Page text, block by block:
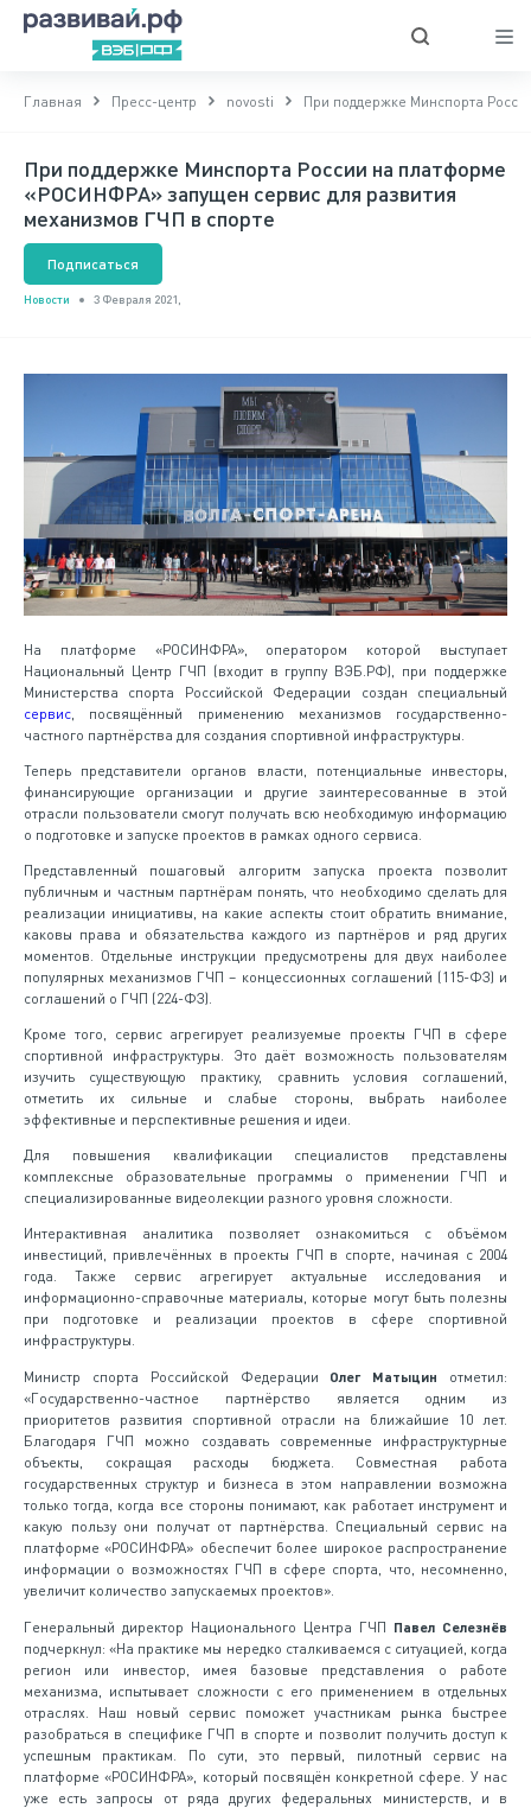
Главная Пресс-центр novosti При поддержке Минспорта
При поддержке Минспорта России на платформе
«РОСИНФРА» запущен сервис для развития
механизмов ГЧП в спорте
Подписаться
Новости 3 Февраля 2021,
На платформе «РОСИНФРА», оператором которой выступает
Национальный Центр ГЧП (входит в группу ВЭБ.РФ), при поддержке
Министерства спорта Российской Федерации создан специальный
сервис, посвящённый применению механизмов государственно-
частного партнёрства для создания спортивной инфраструктуры.
Теперь представители органов власти, потенциальные инвесторы,
финансирующие организации и другие заинтересованные в этой
отрасли пользователи смогут получать всю необходимую информацию
о подготовке и запуске проектов в рамках одного сервиса.
Представленный пошаговый алгоритм запуска проекта позволит
публичным и частным партнёрам понять, что необходимо сделать для
реализации инициативы, на какие аспекты стоит обратить внимание,
каковы права и обязательства каждого из партнёров и ряд других
моментов. Отдельные инструкции предусмотрены для двух наиболее
популярных механизмов ГЧП – концессионных соглашений (115-ФЗ) и
соглашений о ГЧП (224-ФЗ).
Кроме того, сервис агрегирует реализуемые проекты ГЧП в сфере
спортивной инфраструктуры. Это даёт возможность пользователям
изучить существующую практику, сравнить условия соглашений,
отметить их сильные и слабые стороны, выбрать наиболее
эффективные и перспективные решения и идеи.
Для повышения квалификации специалистов представлены
комплексные образовательные программы о применении ГЧП и
специализированные видеолекции разного уровня сложности.
Интерактивная аналитика позволяет ознакомиться с объёмом
инвестиций, привлечённых в проекты ГЧП в спорте, начиная с 2004
года. Также сервис агрегирует актуальные исследования и
информационно-справочные материалы, которые могут быть полезны
при подготовке и реализации проектов в сфере спортивной
инфраструктуры.
Министр спорта Российской Федерации Олег Матыцин
отметил:
«Государственно-частное партнёрство является одним из
приоритетов развития спортивной отрасли на ближайшие 10 лет.
Благодаря ГЧП можно создавать современные инфраструктурные
объекты, сокращая расходы бюджета. Совместная работа
государственных структур и бизнеса в этом направлении возможна
только тогда, когда все стороны понимают, как работает инструмент и
какую пользу они получат от партнёрства. Специальный сервис на
платформе «РОСИНФРА» обеспечит более широкое распространение
информации о возможностях ГЧП в сфере спорта, что, несомненно,
увеличит количество запускаемых проектов».
Генеральный директор Национального Центра ГЧП Павел Селезнёв
подчеркнул: «На практике мы нередко сталкиваемся с ситуацией, когда
регион или инвестор, имея базовые представления о работе
механизма, испытывает сложности с его применением в отдельных
отраслях. Наш новый сервис поможет участникам рынка быстрее
разобраться в специфике ГЧП в спорте и позволит получить доступ к
успешным практикам. По сути, это первый, пилотный сервис на
платформе «РОСИНФРА», который посвящён конкретной сфере. У нас
уже есть запросы от ряда других федеральных министерств, и в